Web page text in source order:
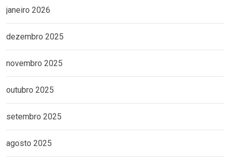
janeiro 2026
dezembro 2025
novembro 2025
outubro 2025
setembro 2025
agosto 2025